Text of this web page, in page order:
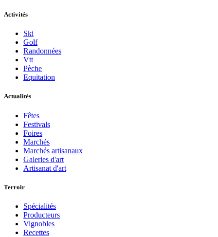
Activités
Ski
Golf
Randonnées
Vtt
Pèche
Equitation
Actualités
Fêtes
Festivals
Foires
Marchés
Marchés artisanaux
Galeries d'art
Artisanat d'art
Terroir
Spécialités
Producteurs
Vignobles
Recettes